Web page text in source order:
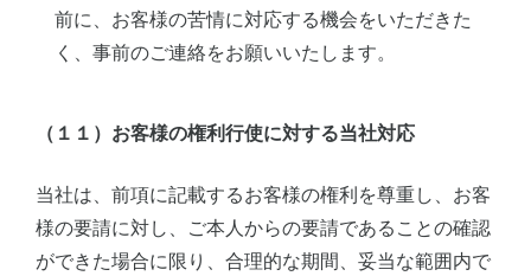
前に、お客様の苦情に対応する機会をいただきた
く、事前のご連絡をお願いいたします。
（１１）お客様の権利行使に対する当社対応
当社は、前項に記載するお客様の権利を尊重し、お客
様の要請に対し、ご本人からの要請であることの確認
ができた場合に限り、合理的な期間、妥当な範囲内で